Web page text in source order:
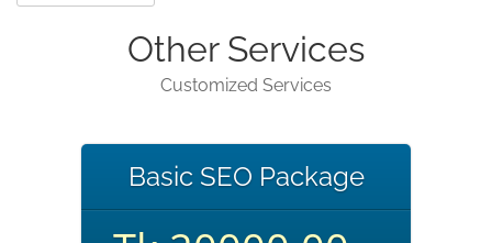
Other Services
Customized Services
Basic SEO Package